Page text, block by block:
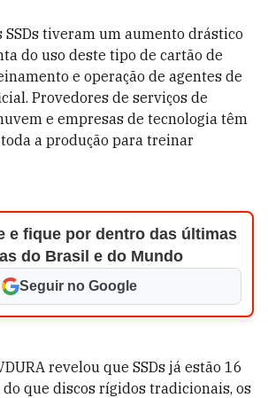
SSDs tiveram um aumento drástico
do uso deste tipo de cartão de
e operação de agentes de
Provedores de serviços de
e empresas de tecnologia têm
a produção para treinar
e fique por dentro das últimas
do Brasil e do Mundo
Seguir no Google
revelou que SSDs já estão 16
do que discos rígidos tradicionais, os